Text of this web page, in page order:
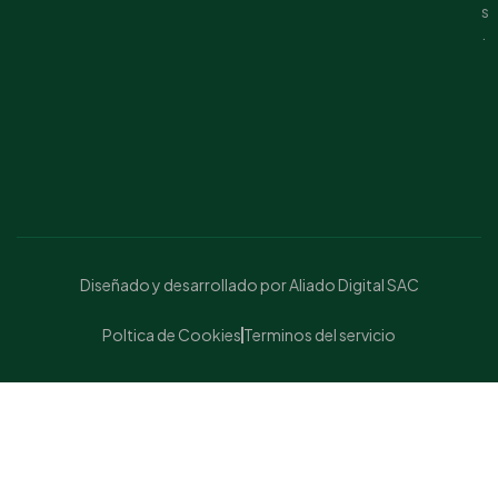
s
Diseñado y desarrollado por Aliado Digital SAC
Poltica de Cookies Terminos del servicio